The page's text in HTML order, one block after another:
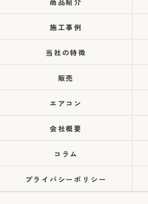
施工事例
当社の特徴
販売
エアコン
会社概要
コラム
プライバシーポリシー